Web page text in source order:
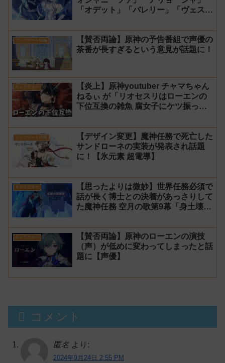
「オデット」「バレリー」「ヴェス
「アナスターシャ・フョードロヴナ・
スネージナヤ」が一斉に発表！【声優
氷神 第10位】
アップデート情報
【賛否両論】原神の予告番組で声優の
茶番が長すぎるという意見が話題に！
キャラクター
【炎上】原神youtuber チャマちゃん
ねるぃ が「リオセスリはローエンの
下位互換の雑魚 腐女子にケツ振って
アップデート情報
【デザイン変更】魔神任務で死亡した
サンドローネの実装が発表され話題
に！【氷元素 超電導】
キャラクター
【思ったよりは微妙】世界任務必須で
話が長く博士との決着があっさりして
た魔神任務 空月の歌第9幕「身土壊
プラーナ」感想
キャラクター
【賛否両論】原神のローエンの演技
（声）が低めに変わってしまったと話
題に【声優】
コメント
匿名 より:
2024年9月24日 2:55 PM